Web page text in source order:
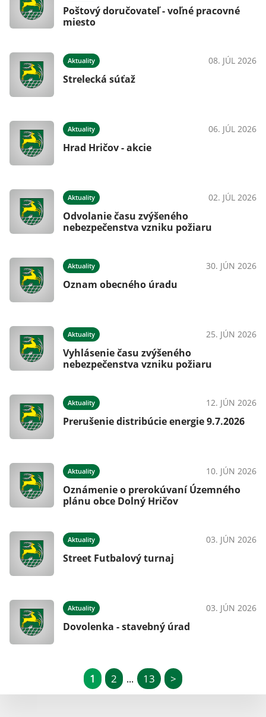
Poštový doručovateľ - voľné pracovné
miesto
Aktuality 08. JÚL 2026
Strelecká súťaž
Aktuality 06. JÚL 2026
Hrad Hričov - akcie
Aktuality 02. JÚL 2026
Odvolanie času zvýšeného
nebezpečenstva vzniku požiaru
Aktuality 30. JÚN 2026
Oznam obecného úradu
Aktuality 25. JÚN 2026
Vyhlásenie času zvýšeného
nebezpečenstva vzniku požiaru
Aktuality 12. JÚN 2026
Prerušenie distribúcie energie 9.7.2026
Aktuality 10. JÚN 2026
Oznámenie o prerokúvaní Územného
plánu obce Dolný Hričov
Aktuality 03. JÚN 2026
Street Futbalový turnaj
Aktuality 03. JÚN 2026
Dovolenka - stavebný úrad
1 2 ... 13 >